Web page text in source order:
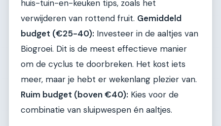
huis-tuin-en-keuken tips, zoals het
verwijderen van rottend fruit. Gemiddeld
budget (€25-40): Investeer in de aaltjes van
Biogroei. Dit is de meest effectieve manier
om de cyclus te doorbreken. Het kost iets
meer, maar je hebt er wekenlang plezier van.
Ruim budget (boven €40): Kies voor de
combinatie van sluipwespen én aaltjes.